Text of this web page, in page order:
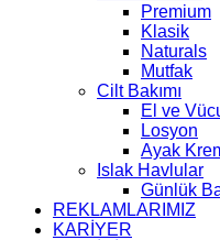
Premium
Klasik
Naturals
Mutfak
Cilt Bakımı
El ve
Losyon
Ayak
Islak Havlular
Günlük
REKLAMLARIMIZ
KARİYER